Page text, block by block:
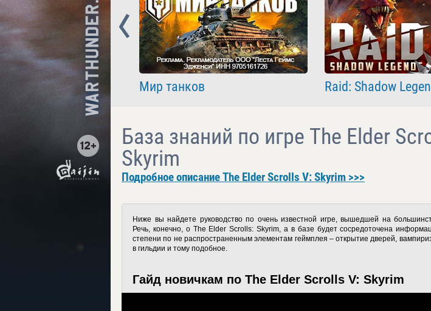
Мир танков Raid: Shadow
Prev
База знаний по игре The Elder
Skyrim
Подробное описание The Elder Scrolls V: Skyrim >>>
Ниже вы найдете руководство по очень известной игре, вышедшей на
Речь, конечно, о The Elder Scrolls:Skyrim, а в базе будет сосредоточена
степени по не распространенным элементам геймплея – открытие дверей,
в гильдии и тому подобное.
Гайд новичкам по The Elder Scrolls V: Skyrim